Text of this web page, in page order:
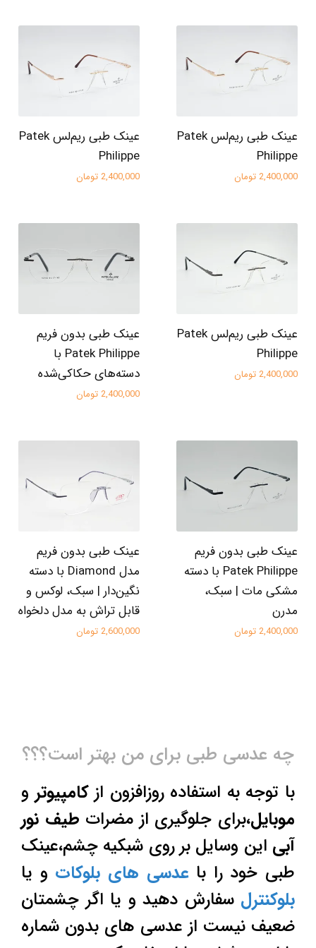
عینک طبی ریم‌لس Patek
Philippe
2,400,000 تومان
عینک طبی ریم‌لس Patek
Philippe
2,400,000 تومان
عینک طبی ریم‌لس Patek
Philippe
2,400,000 تومان
عینک طبی بدون فریم
Patek Philippe با
دسته‌های حکاکی‌شده
2,400,000 تومان
عینک طبی بدون فریم
Patek Philippe با دسته
مشکی مات | سبک،
مدرن
2,400,000 تومان
عینک طبی بدون فریم
مدل Diamond با دسته
نگین‌دار | سبک، لوکس و
قابل تراش به مدل دلخواه
2,600,000 تومان
چه عدسی طبی برای من بهتر است؟؟؟
با توجه به استفاده روزافزون ازکامپیوتر و
موبایل،برای جلوگیری از مضرات طیف نور
آبی این وسایل بر روی شبکیه چشم،عینک
طبی خود را باعدسی های بلوکات و یا
بلوکنترل سفارش دهید و یا اگر چشمتان
ضعیف نیست از عدسی های بدون شماره